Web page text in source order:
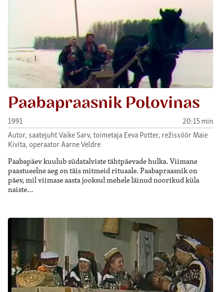
Paabapraasnik Polovinas
1991
20:15 min
Autor, saatejuht Vaike Sarv, toimetaja Eeva Potter, režissöör Maie
Kivita, operaator Aarne Veldre
Paabapäev kuulub südatalviste tähtpäevade hulka. Viimane
paastueelne aeg on täis mitmeid rituaale. Paabapraasnik on
päev, mil viimase aasta jooksul mehele läinud noorikud küla
naiste…